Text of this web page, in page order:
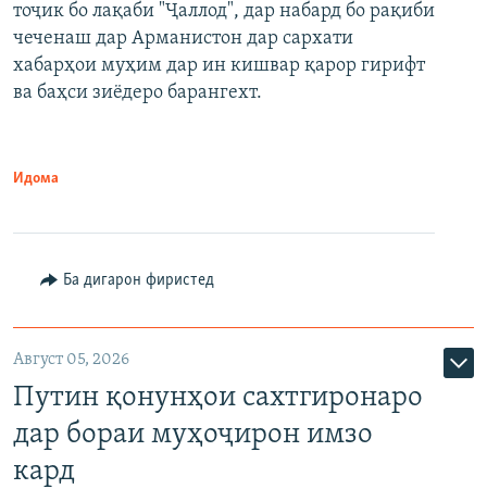
Auto 240p 360p 480p
720p 1080p
480p
тоҷик бо лақаби "Ҷаллод", дар набард бо рақиби
чеченаш дар Арманистон дар сархати
хабарҳои муҳим дар ин кишвар қарор гирифт
ва баҳси зиёдеро барангехт.
Идома
Ба дигарон фиристед
Август 05, 2026
Путин қонунҳои сахтгиронаро
дар бораи муҳоҷирон имзо
кард